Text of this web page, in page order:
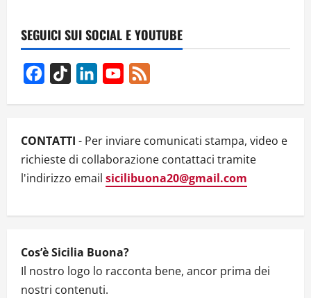
del
Premio
Internazionale
Antonio
Mendola”
di
Al
Bando
di
Concorso
SEGUICI SUI SOCIAL E YOUTUBE
Facebook
TikTok LinkedInYouTube
CONTATTI - Per inviare comunicati stampa, video e
richieste di collaborazione contattaci tramite
l'indirizzo email sicilibuona20@gmail.com
Cos’è Sicilia Buona?
Il nostro logo lo racconta bene, ancor prima dei
nostri contenuti.